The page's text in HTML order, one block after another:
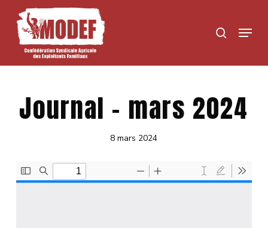
content
search
Menu
Journal – mars 2024
8 mars 2024